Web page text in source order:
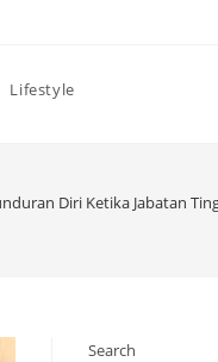
Lifestyle
Diri Ketika Jabatan
Search